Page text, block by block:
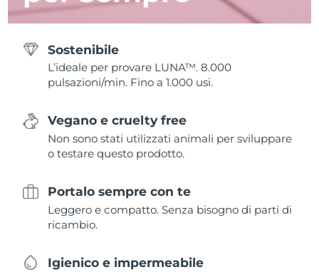
Sostenibile
L’ideale per provare LUNA™. 8.000
pulsazioni/min. Fino a 1.000 usi.
Vegano e cruelty free
Non sono stati utilizzati animali per sviluppare
o testare questo prodotto.
Portalo sempre con te
Leggero e compatto. Senza bisogno di parti di
ricambio.
Igienico e impermeabile